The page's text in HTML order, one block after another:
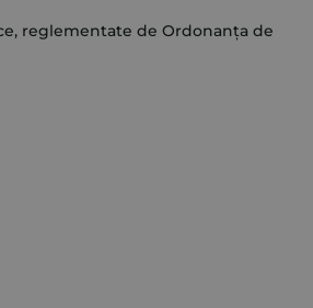
reglementate de Ordonanța de